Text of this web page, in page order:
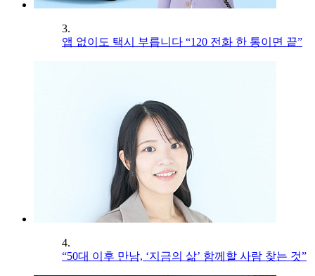
3.
앱 없이도 택시 부릅니다 “120 전화 한 통이면 끝”
4.
“50대 이후 만남, ‘지금의 삶’ 함께할 사람 찾는 것”